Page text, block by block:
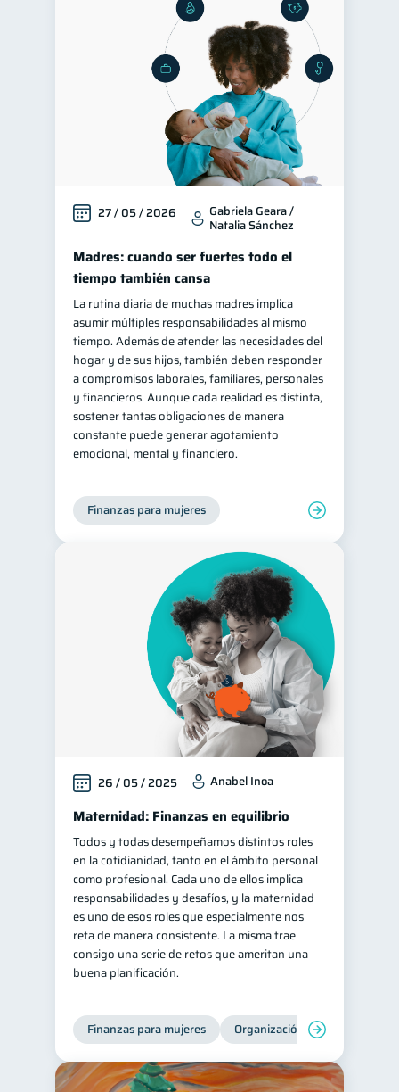
Criptomonedas
Cuenta Abandonada 2
2
Cuenta Inactiva 1
Finanzas Personales 1
Finanzas en Pareja 1
Educación Financiera
Mipymes 1
Información financiera 1
inversiones
Salud mental 1 ahorro 1
Retiro 1 Doble sueldo 1
Gasto responsable
información financiera 1
27 / 05 / 2026 Gabriela Geara /
Natalia Sánchez
Madres: cuando ser fuertes todo el
tiempo también cansa
La rutina diaria de muchas madres implica
asumir múltiples responsabilidades al mismo
tiempo. Además de atender las necesidades del
hogar y de sus hijos, también deben responder
a compromisos laborales, familiares, personales
y financieros. Aunque cada realidad es distinta,
sostener tantas obligaciones de manera
constante puede generar agotamiento
emocional, mental y financiero.
Finanzas para mujeres
26 / 05 / 2025 Anabel Inoa
Maternidad: Finanzas en equilibrio
Todos y todas desempeñamos distintos roles
en la cotidianidad, tanto en el ámbito personal
como profesional. Cada uno de ellos implica
responsabilidades y desafíos, y la maternidad
es uno de esos roles que especialmente nos
reta de manera consistente. La misma trae
consigo una serie de retos que ameritan una
buena planificación.
Finanzas para mujeres Organización Financiera